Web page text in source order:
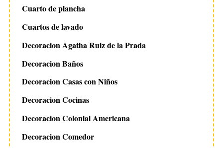
Cuarto de plancha
Cuartos de lavado
Decoracion Agatha Ruiz de la Prada
Decoracion Baños
Decoracion Casas con Niños
Decoracion Cocinas
Decoracion Colonial Americana
Decoracion Comedor